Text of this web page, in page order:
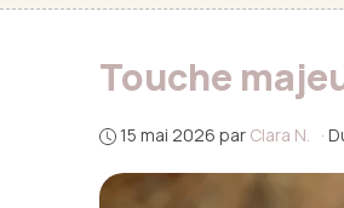
Touche
15 mai 2026 par Clara N. ·